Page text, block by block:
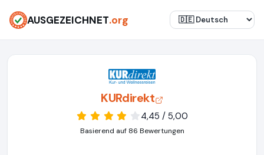
AUSGEZEICHNET.org
KURdirekt
4,45 / 5,00
Basierend auf 86 Bewertungen